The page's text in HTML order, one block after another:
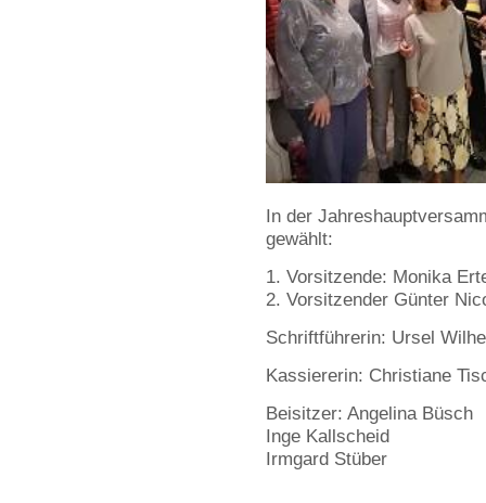
In der
gewählt:
Vorsitzende: Monika
Vorsitzender Günter
Schriftführerin: Ursel
Kassiererin: Christiane
Beisitzer: Angelina Büsch
Inge Kallscheid
Irmgard Stüber